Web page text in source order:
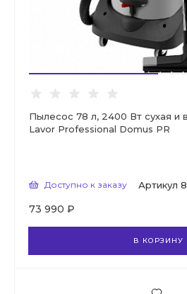
Пылесос 78 л, 2400 Вт сухая и
Lavor Professional Domus PR
Доступно к заказу Артикул
73 990 ₽
В КОРЗИНУ